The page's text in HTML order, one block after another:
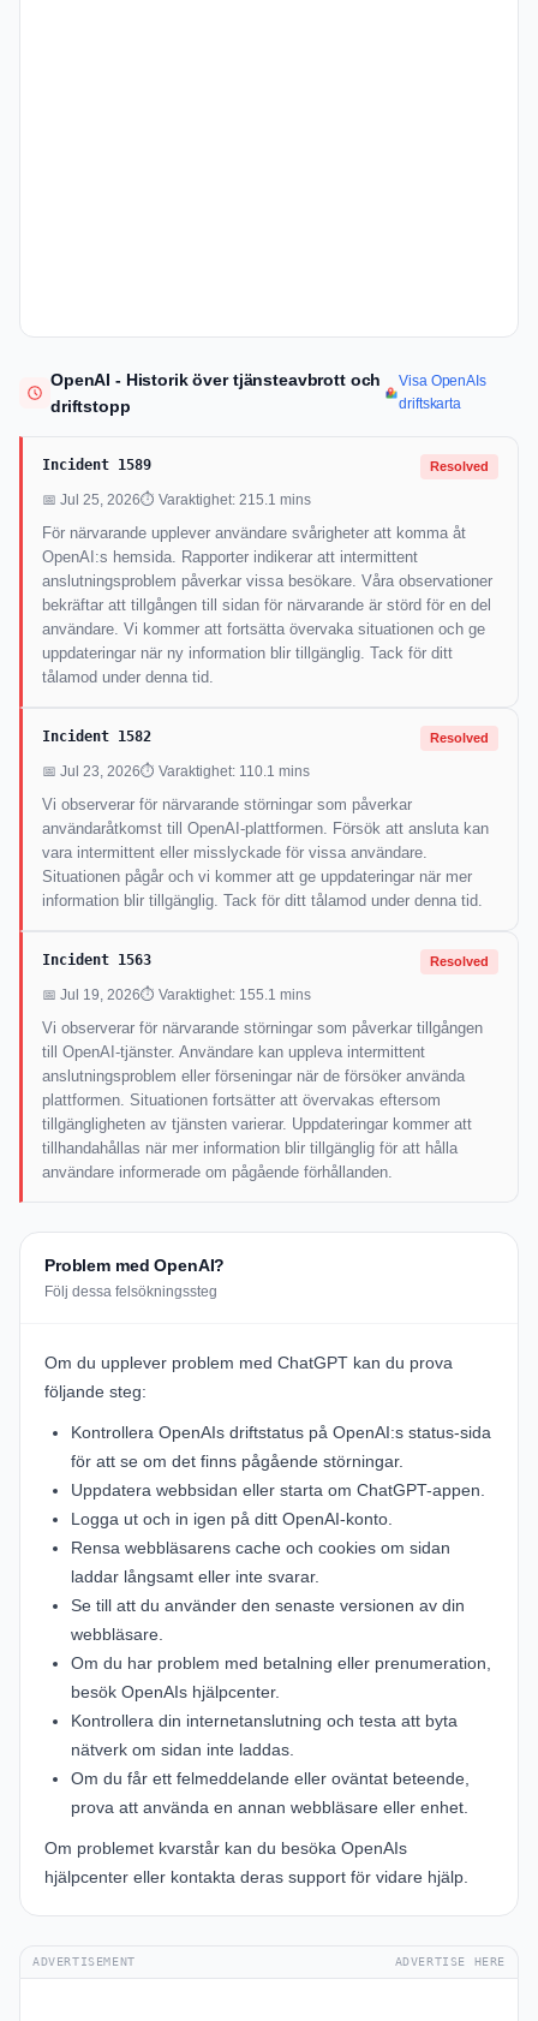
OpenAI - Historik över tjänsteavbrott och
driftstopp
Visa OpenAIs
driftskarta
Incident 1589 Resolved
📅 Jul 25, 2026⏱ Varaktighet: 215.1 mins
För närvarande upplever användare svårigheter att komma åt
OpenAI:s hemsida. Rapporter indikerar att intermittent
anslutningsproblem påverkar vissa besökare. Våra observationer
bekräftar att tillgången till sidan för närvarande är störd för en del
användare. Vi kommer att fortsätta övervaka situationen och ge
uppdateringar när ny information blir tillgänglig. Tack för ditt
tålamod under denna tid.
Incident 1582 Resolved
📅 Jul 23, 2026⏱ Varaktighet: 110.1 mins
Vi observerar för närvarande störningar som påverkar
användaråtkomst till OpenAI-plattformen. Försök att ansluta kan
vara intermittent eller misslyckade för vissa användare.
Situationen pågår och vi kommer att ge uppdateringar när mer
information blir tillgänglig. Tack för ditt tålamod under denna tid.
Incident 1563 Resolved
📅 Jul 19, 2026⏱ Varaktighet: 155.1 mins
Vi observerar för närvarande störningar som påverkar tillgången
till OpenAI-tjänster. Användare kan uppleva intermittent
anslutningsproblem eller förseningar när de försöker använda
plattformen. Situationen fortsätter att övervakas eftersom
tillgängligheten av tjänsten varierar. Uppdateringar kommer att
tillhandahållas när mer information blir tillgänglig för att hålla
användare informerade om pågående förhållanden.
Problem med OpenAI?
Följ dessa felsökningssteg
Om du upplever problem med ChatGPT kan du prova
följande steg:
Kontrollera OpenAIs driftstatus påOpenAI:s status-sida
för att se om det finns pågående störningar.
Uppdatera webbsidan eller starta om ChatGPT-appen.
Logga ut och in igen på ditt OpenAI-konto.
Rensa webbläsarens cache och cookies om sidan
laddar långsamt eller inte svarar.
Se till att du använder den senaste versionen av din
webbläsare.
Om du har problem med betalning eller prenumeration,
besökOpenAIs hjälpcenter.
Kontrollera din internetanslutning och testa att byta
nätverk om sidan inte laddas.
Om du får ett felmeddelande eller oväntat beteende,
prova att använda en annan webbläsare eller enhet.
Om problemet kvarstår kan du besöka OpenAIs
hjälpcenter eller kontakta deras support för vidare hjälp.
ADVERTISEMENT ADVERTISE HERE